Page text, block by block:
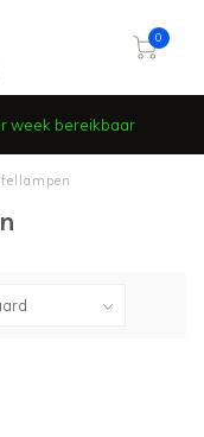
0
week bereikbaar